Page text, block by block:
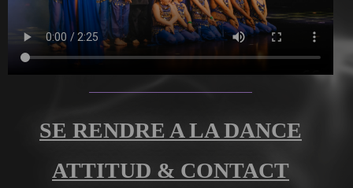
SE RENDRE A LA DANCE
ATTITUD & CONTACT